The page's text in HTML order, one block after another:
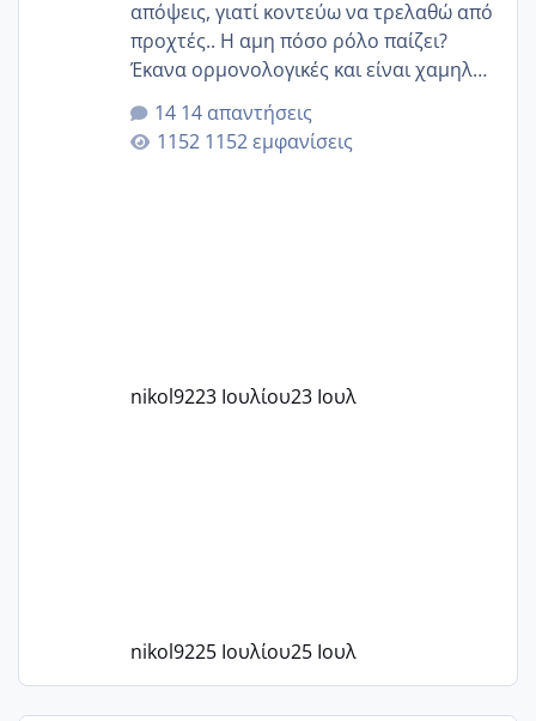
απόψεις, γιατί κοντεύω να τρελαθώ από
προχτές.. Η αμη πόσο ρόλο παίζει?
Έκανα ορμονολογικές και είναι χαμηλή
για την ηλικία μου.. Είχα ήδη μια
εγκυμοσύνη, που έπρεπε να τερματιστεί
στην 27η εβδομάδα και προσπαθώ 7
14 απαντήσεις
1152 εμφανίσεις
nikol9223 Ιουλίου23 Ιουλ
nikol9225 Ιουλίου25 Ιουλ